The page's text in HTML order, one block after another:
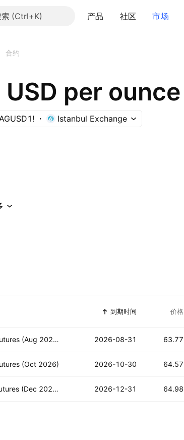
产品 社区 市场
合约
per
Istanbul Exchange
到期时间 价格
Silver USD per ounce Futures (Aug 2026) 2026-08-31 63.77
(Oct 2026) 2026-10-30 64.57
Silver USD per ounce Futures (Dec 2026) 2026-12-31 64.98